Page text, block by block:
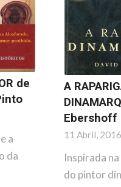
de
a
da
A
Ebershoff
11 Abril, 2016
Inspirada
do pintor